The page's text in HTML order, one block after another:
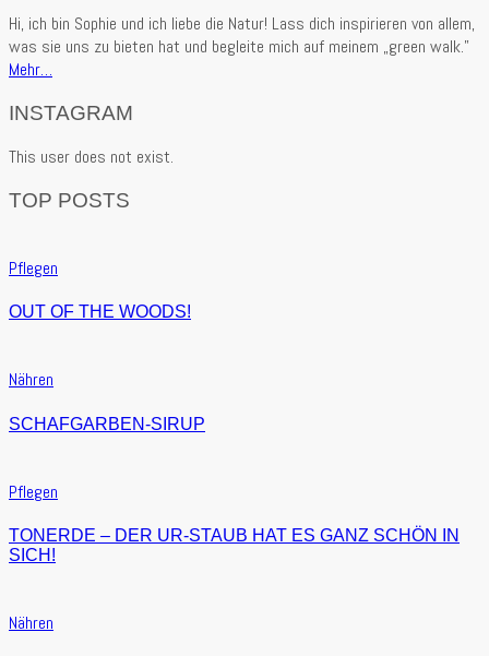
Hi, ich bin Sophie und ich liebe die Natur! Lass dich inspirieren von allem,
was sie uns zu bieten hat und begleite mich auf meinem „green walk.”
Mehr…
INSTAGRAM
This user does not exist.
TOP POSTS
Pflegen
OUT OF THE WOODS!
Nähren
SCHAFGARBEN-SIRUP
Pflegen
TONERDE – DER UR-STAUB HAT ES GANZ SCHÖN IN
SICH!
Nähren